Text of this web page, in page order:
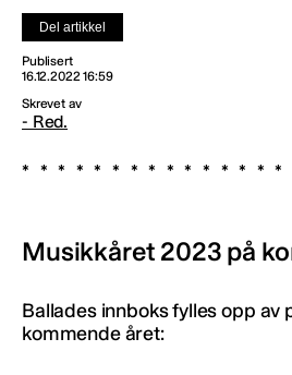
Del artikkel
Publisert
16.12.2022 16:59
Skrevet av
- Red.
Musikkåret 2023 på
Ballades innboks fylles opp
kommende året: